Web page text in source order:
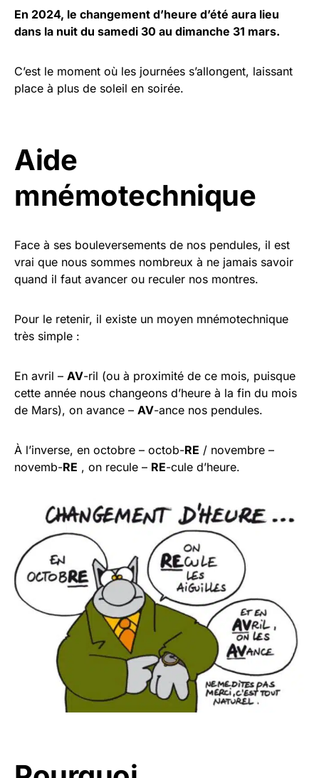
En 2024, le changement d’heure d’été aura lieu
dans la nuit du samedi 30 au dimanche 31 mars.
C’est le moment où les journées s’allongent, laissant
place à plus de soleil en soirée.
Aide
mnémotechnique
Face à ses bouleversements de nos pendules, il est
vrai que nous sommes nombreux à ne jamais savoir
quand il faut avancer ou reculer nos montres.
Pour le retenir, il existe un moyen mnémotechnique
très simple :
En avril – AV-ril (ou à proximité de ce mois, puisque
cette année nous changeons d’heure à la fin du mois
de Mars), on avance – AV-ance nos pendules.
À l’inverse, en octobre – octob-RE / novembre –
novemb-RE , on recule – RE-cule d’heure.